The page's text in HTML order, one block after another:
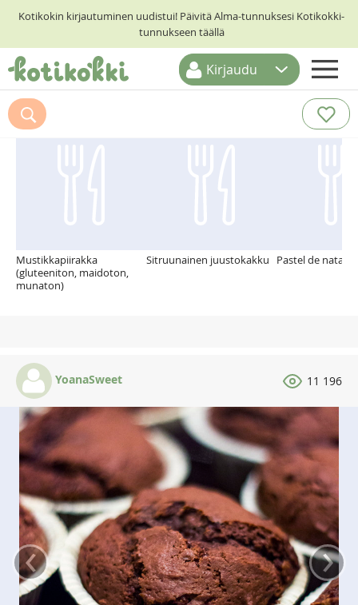
Kotikokin kirjautuminen uudistui! Päivitä Alma-tunnuksesi Kotikokki-
tunnukseen täällä
ETUSIVU
RESEPTIHAKU
Kirjaudu
Suosittelemme myös
Mustikkapiirakka
(gluteeniton, maidoton,
munaton)
Sitruunainen juustokakku Pastel de nata
YoanaSweet 11 196
‹ ›